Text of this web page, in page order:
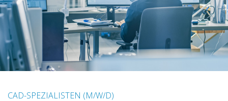
CAD-SPEZIALISTEN (M/W/D)